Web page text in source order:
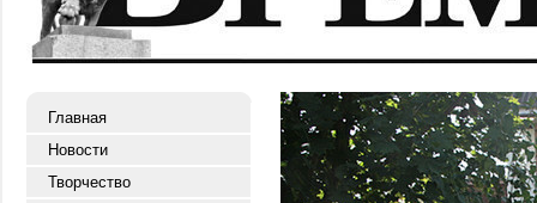
Главная
Новости
Творчество